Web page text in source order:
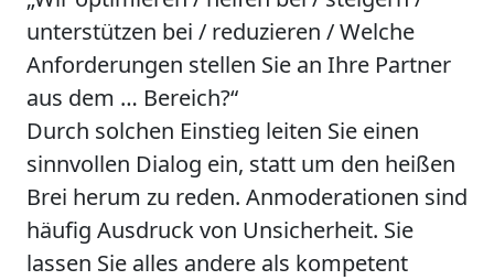
unterstützen bei / reduzieren / Welche
Anforderungen stellen Sie an Ihre Partner
aus dem … Bereich?“
Durch solchen Einstieg leiten Sie einen
sinnvollen Dialog ein, statt um den heißen
Brei herum zu reden. Anmoderationen sind
häufig Ausdruck von Unsicherheit. Sie
lassen Sie alles andere als kompetent